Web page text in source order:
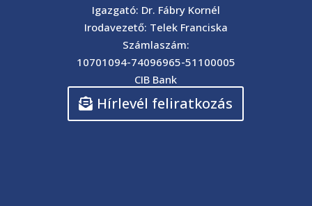
Igazgató: Dr. Fábry Kornél
Irodavezető: Telek Franciska
Számlaszám:
10701094-74096965-51100005
CIB Bank
Hírlevél feliratkozás